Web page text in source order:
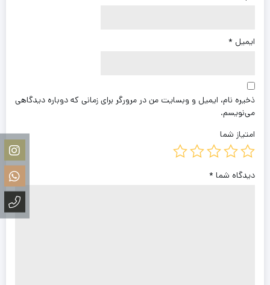
ایمیل *
ذخیره نام، ایمیل و وبسایت من در مرورگر برای زمانی که دوباره دیدگاهی
می‌نویسم.
امتیاز شما
دیدگاه شما *